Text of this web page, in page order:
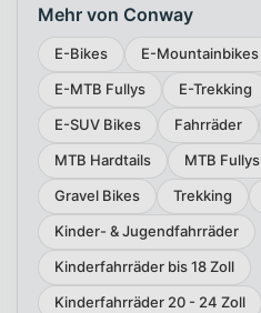
Mehr von Conway
E-Bikes E-Mountainbikes
E-MTB Fullys
E-Trekking
E-SUV Bikes
Fahrräder
MTB Hardtails
MTB Fullys
Gravel Bikes
Trekking
Kinder- & Jugendfahrräder
Kinderfahrräder bis 18 Zoll
Kinderfahrräder 20 - 24 Zoll